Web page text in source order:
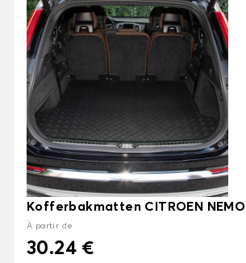
Kofferbakmatten CITROEN NEMO
À partir de
30.24 €